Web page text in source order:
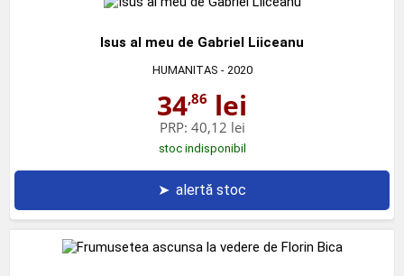
Isus al meu de Gabriel Liiceanu
HUMANITAS - 2020
34,86 lei
PRP: 40,12 lei
stoc indisponibil
➤ alertă stoc